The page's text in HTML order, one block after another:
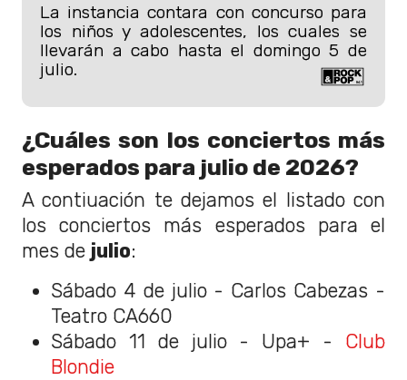
La instancia contara con concurso para
los niños y adolescentes, los cuales se
llevarán a cabo hasta el domingo 5 de
julio.
¿Cuáles son los conciertos más
esperados para julio de 2026?
A contiuación te dejamos el listado con
los conciertos más esperados para el
mes de julio:
Sábado 4 de julio - Carlos Cabezas -
Teatro CA660
Sábado 11 de julio - Upa+ - Club
Blondie